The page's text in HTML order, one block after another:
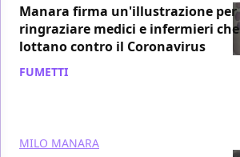
Manara firma un'illustrazione per
ringraziare medici e infermieri che
lottano contro il Coronavirus
FUMETTI
MILO MANARA